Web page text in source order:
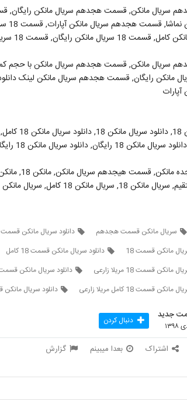
سریال مانکن, قسمت هجدهم سریال مانکن رایگان,
مانکن رایگان, قسمت هجدهم سریال مانکن لینک
18 رایگان, دانلود سریال مانکن 18 رایگان
18, سریال مانکن 18 کامل, سریال مانکن
سریال مانکن قسمت هجدهم دانلود سریال مانکن
مانکن قسمت 18
دانلود سریال مانکن قسمت 18 کامل
مانکن قسمت 18 مریلا زارعی
دانلود سریال مانکن قسمت 18 کامل و
قسمت 18 کامل مریلا زارعی
دانلود سریال مانکن قسمت
جدید دنبال کردن
اشتراک بعدا میبینم گزارش